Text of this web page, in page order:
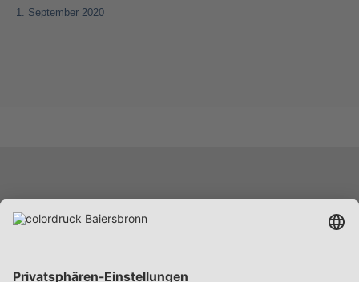
1. September 2020